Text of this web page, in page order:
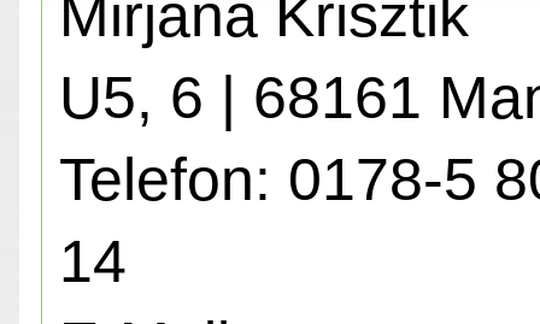
Mirjana Krisztik
U5, 6 | 68161
Telefon: 0178-5
14